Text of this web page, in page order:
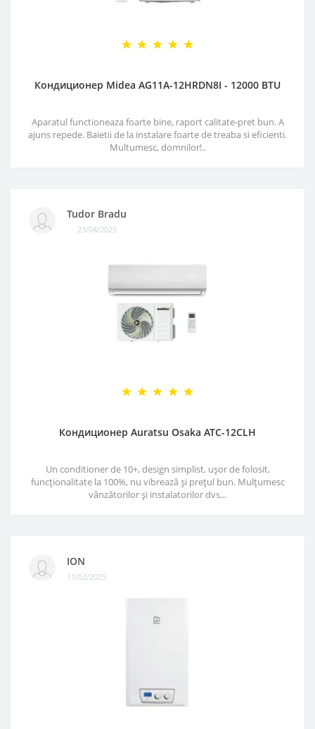
Кондиционер Midea AG11A-12HRDN8I - 12000 BTU
Aparatul functioneaza foarte bine, raport calitate-pret bun. A
ajuns repede. Baietii de la instalare foarte de treaba si eficienti.
Multumesc, domnilor!..
Tudor Bradu
23/04/2025
Кондиционер Auratsu Osaka ATC-12CLH
Un conditioner de 10+, design simplist, ușor de folosit,
funcționalitate la 100%, nu vibrează și prețul bun. Mulțumesc
vânzătorilor și instalatorilor dvs...
ION
11/02/2025